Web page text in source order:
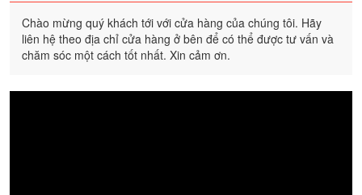
Chào mừng quý khách tới với cửa hàng của chúng tôi. Hãy
liên hệ theo địa chỉ cửa hàng ở bên để có thể được tư vấn và
chăm sóc một cách tốt nhất. Xin cảm ơn.